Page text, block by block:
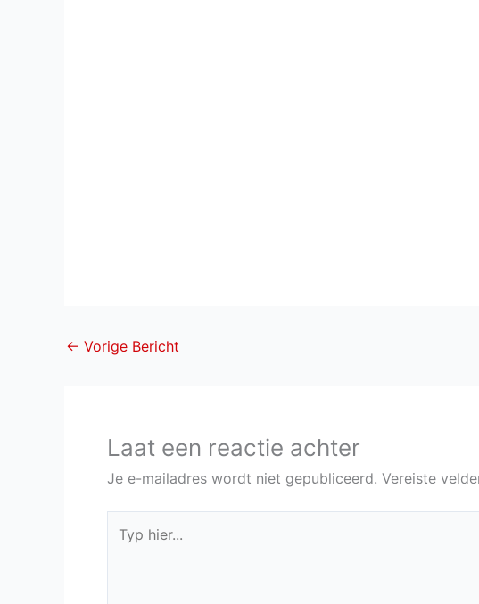
← Vorige Bericht
Laat een reactie achter
Je e-mailadres wordt niet gepubliceerd. Vereiste
hier...